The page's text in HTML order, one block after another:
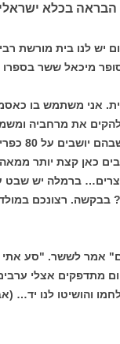
הבראה בכלא
יש לנו בית מורשת
מיכאל ששר בספרו
אני משתמש בו
להקים את מרחביה
של השומר
כאן קצת יותר
ברמלה יש שבט
רצונכם
אמר לששר. "סע אתי
מתדפקים אצלי
והושיטו לנו